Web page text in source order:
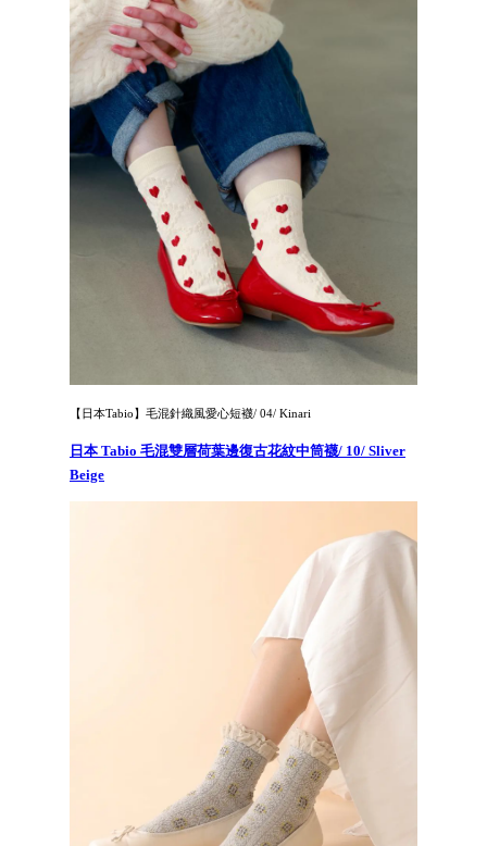
【日本Tabio】毛混針織風愛心短襪/ 04/ Kinari
日本 Tabio 毛混雙層荷葉邊復古花紋中筒襪/ 10/ Sliver
Beige